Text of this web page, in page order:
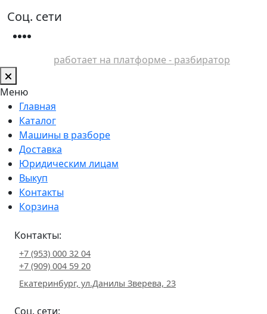
Соц. сети
работает на платформе - разбиратор
Меню
Главная
Каталог
Машины в разборе
Доставка
Юридическим лицам
Выкуп
Контакты
Корзина
Контакты:
+7 (953) 000 32 04
+7 (909) 004 59 20
Екатеринбург, ул.Данилы Зверева, 23
Соц. сети: